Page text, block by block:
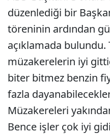
düzenlediği bir
töreninin ardından
açıklamada
müzakerelerin iyi
biter bitmez benzin
fazla
Müzakereleri
Bence işler çok iyi